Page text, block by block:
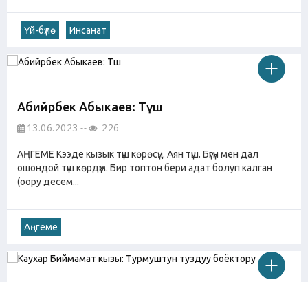
Үй-бүлө Инсанат
Абийрбек Абыкаев: Түш
13.06.2023 226
АҢГЕМЕ Кээде кызык түш көрөсүң. Аян түш. Бүгүн мен дал
ошондой түш көрдүм. Бир топтон бери адат болуп калган
(оору десем...
Аңгеме